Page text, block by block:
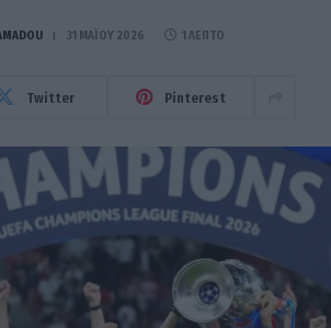
31 ΜΑΪ́ΟΥ 2026 1 ΛΕΠΤΌ
Twitter Pinterest